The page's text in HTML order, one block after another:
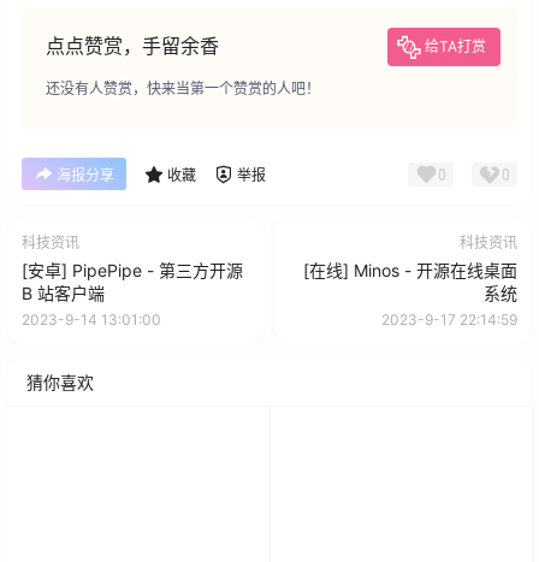
点点赞赏，手留余香 给TA打赏
还没有人赞赏，快来当第一个赞赏的人吧！
海报分享 收藏 举报 0 0
科技资讯
[安卓] PipePipe - 第三方开源
B 站客户端
2023-9-14 13:01:00
科技资讯
[在线] Minos - 开源在线桌面
系统
2023-9-17 22:14:59
猜你喜欢